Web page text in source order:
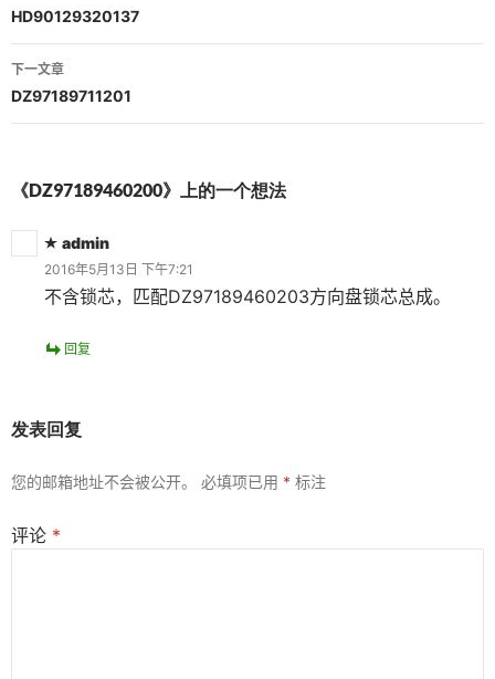
章
导
航
HD90129320137
下一文章
DZ97189711201
《DZ97189460200》上的一个想法
admin
2016年5月13日 下午7:21
不含锁芯，匹配DZ97189460203方向盘锁芯总成。
回复
发表回复
您的邮箱地址不会被公开。 必填项已用 * 标注
评论 *